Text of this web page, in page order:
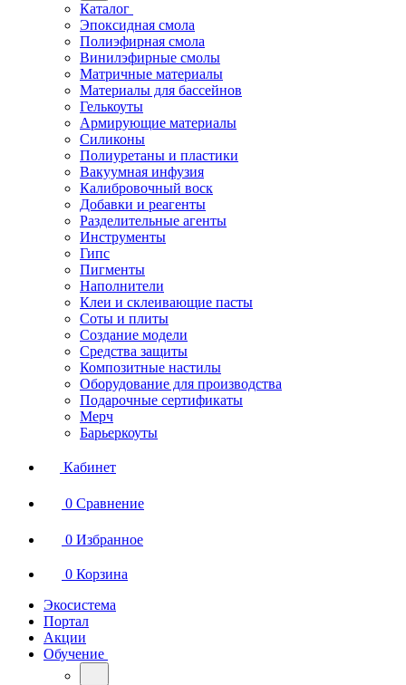
Каталог
Эпоксидная смола
Полиэфирная смола
Винилэфирные смолы
Матричные материалы
Материалы для бассейнов
Гелькоуты
Армирующие материалы
Силиконы
Полиуретаны и пластики
Вакуумная инфузия
Калибровочный воск
Добавки и реагенты
Разделительные агенты
Инструменты
Гипс
Пигменты
Наполнители
Клеи и склеивающие пасты
Соты и плиты
Создание модели
Средства защиты
Композитные настилы
Оборудование для производства
Подарочные сертификаты
Мерч
Барьеркоуты
Кабинет
0 Сравнение
0 Избранное
0 Корзина
Экосистема
Портал
Акции
Обучение